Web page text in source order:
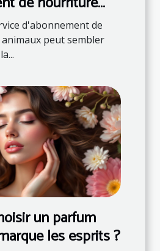
? d'abonnement de
peut sembler
un parfum
les esprits ?